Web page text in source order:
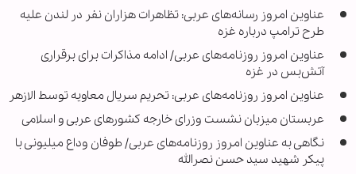
عناوین امروز رسانه‌های عربی: تظاهرات هزاران نفر در لندن علیه
طرح ترامپ درباره غزه
عناوین امروز روزنامه‌های عربی/ ادامه مذاکرات برای برقراری
آتش‌بس در غزه
عناوین امروز روزنامه‌های عربی: تحریم سریال معاویه توسط الازهر
عربستان میزبان نشست وزرای خارجه کشورهای عربی و اسلامی
نگاهی به عناوین امروز روزنامه‌های عربی/ طوفان وداع میلیونی با
پیکر شهید سید حسن نصرالله